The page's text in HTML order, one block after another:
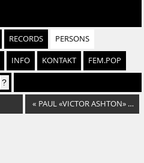
RECORDS PERSONS
INFO KONTAKT FEM.POP
« PAUL «VICTOR ASHTON» KELNER